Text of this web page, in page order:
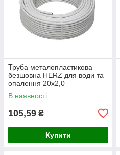
Труба металопластикова
безшовна HERZ для води та
опалення 20х2,0
В наявності
105,59 ₴
Купити